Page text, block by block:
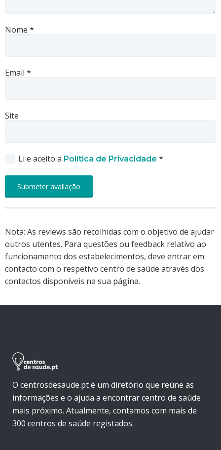
Nome *
Email *
Site
Li e aceito a Política de Privacidade *
Nota: As reviews são recolhidas com o objetivo de ajudar
outros utentes. Para questões ou feedback relativo ao
funcionamento dos estabelecimentos, deve entrar em
contacto com o respetivo centro de saúde através dos
contactos disponíveis na sua página.
O centrosdesaude.pt é um diretório que reúne as
informações e o ajuda a encontrar centro de saúde
mais próximo. Atualmente, contamos com mais de
300 centros de saúde registados.